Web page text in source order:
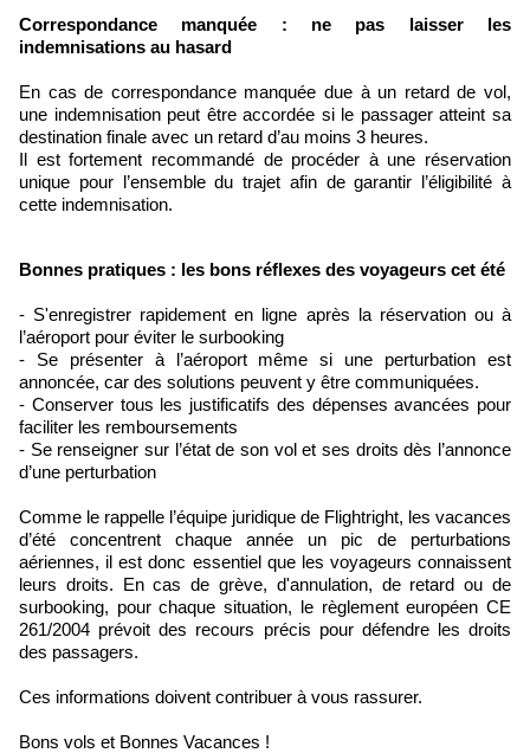
Correspondance manquée : ne pas laisser les
indemnisations au hasard
En cas de correspondance manquée due à un retard de vol,
une indemnisation peut être accordée si le passager atteint sa
destination finale avec un retard d’au moins 3 heures.
Il est fortement recommandé de procéder à une réservation
unique pour l’ensemble du trajet afin de garantir l’éligibilité à
cette indemnisation.
Bonnes pratiques : les bons réflexes des voyageurs cet été
- S'enregistrer rapidement en ligne après la réservation ou à
l’aéroport pour éviter le surbooking
- Se présenter à l’aéroport même si une perturbation est
annoncée, car des solutions peuvent y être communiquées.
- Conserver tous les justificatifs des dépenses avancées pour
faciliter les remboursements
- Se renseigner sur l’état de son vol et ses droits dès l’annonce
d’une perturbation
Comme le rappelle l’équipe juridique de Flightright, les vacances
d’été concentrent chaque année un pic de perturbations
aériennes, il est donc essentiel que les voyageurs connaissent
leurs droits. En cas de grève, d'annulation, de retard ou de
surbooking, pour chaque situation, le règlement européen CE
261/2004 prévoit des recours précis pour défendre les droits
des passagers.
Ces informations doivent contribuer à vous rassurer.
Bons vols et Bonnes Vacances !